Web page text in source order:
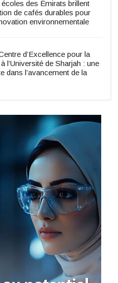
des Émirats brillent
de cafés durables pour
environnementale
d’Excellence pour la
l’Université de Sharjah : une
dans l’avancement de la